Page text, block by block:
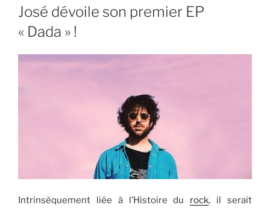
LE
José dévoile son premier EP
« Dada » !
Intrinsèquement liée à l’Histoire du rock, il serait